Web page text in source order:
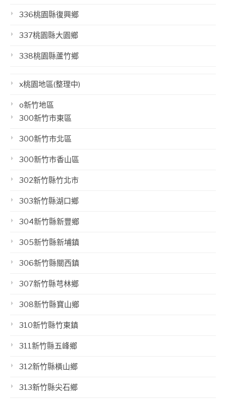
336桃園縣復興鄉
337桃園縣大園鄉
338桃園縣蘆竹鄉
x桃園地區(整理中)
o新竹地區
300新竹市東區
300新竹市北區
300新竹市香山區
302新竹縣竹北市
303新竹縣湖口鄉
304新竹縣新豐鄉
305新竹縣新埔鎮
306新竹縣關西鎮
307新竹縣芎林鄉
308新竹縣寶山鄉
310新竹縣竹東鎮
311新竹縣五峰鄉
312新竹縣橫山鄉
313新竹縣尖石鄉